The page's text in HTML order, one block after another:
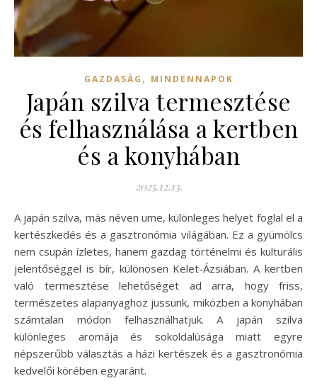
GAZDASÁG , MINDENNAPOK
Japán szilva termesztése
és felhasználása a kertben
és a konyhában
2025.12.13.
A japán szilva, más néven ume, különleges helyet foglal el a
kertészkedés és a gasztronómia világában. Ez a gyümölcs
nem csupán ízletes, hanem gazdag történelmi és kulturális
jelentőséggel is bír, különösen Kelet-Ázsiában. A kertben
való termesztése lehetőséget ad arra, hogy friss,
természetes alapanyaghoz jussunk, miközben a konyhában
számtalan módon felhasználhatjuk. A japán szilva
különleges aromája és sokoldalúsága miatt egyre
népszerűbb választás a házi kertészek és a gasztronómia
kedvelői körében egyaránt.